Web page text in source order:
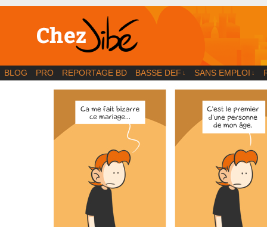
BD | Illustration | Blog
BLOG PRO REPORTAGE BD BASSE DEF ↓ SANS EMPLOI ↓